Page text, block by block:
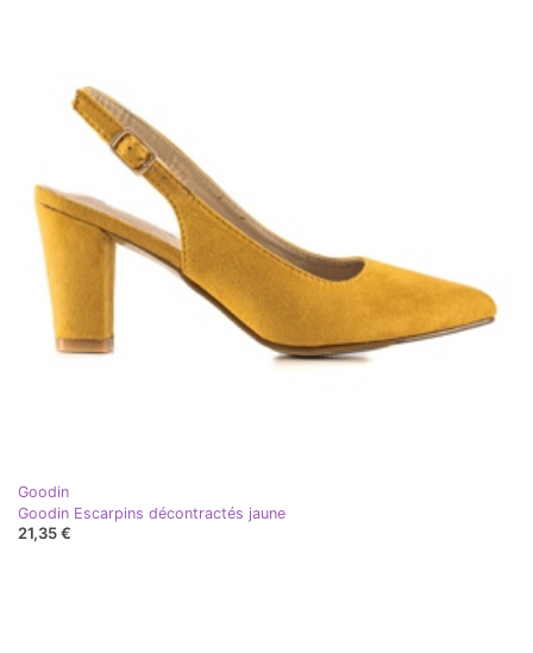
Goodin
Goodin Escarpins décontractés jaune
21,35 €